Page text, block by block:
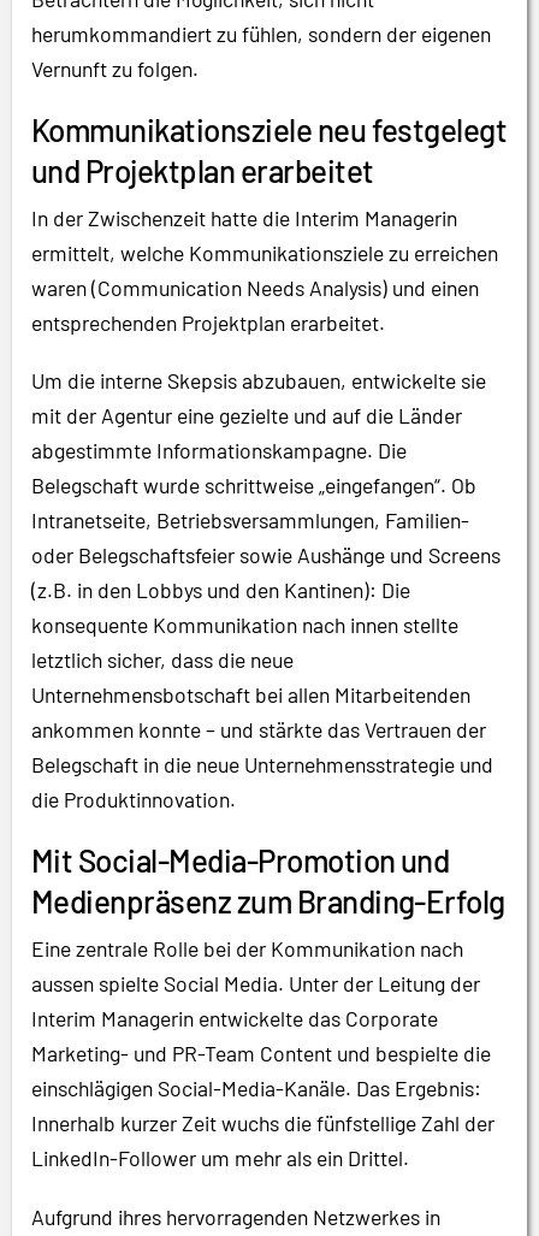
herumkommandiert zu fühlen, sondern der eigenen
Vernunft zu folgen.
Kommunikationsziele neu festgelegt
und Projektplan erarbeitet
In der Zwischenzeit hatte die Interim Managerin
ermittelt, welche Kommunikationsziele zu erreichen
waren (Communication Needs Analysis) und einen
entsprechenden Projektplan erarbeitet.
Um die interne Skepsis abzubauen, entwickelte sie
mit der Agentur eine gezielte und auf die Länder
abgestimmte Informationskampagne. Die
Belegschaft wurde schrittweise „eingefangen“. Ob
Intranetseite, Betriebsversammlungen, Familien-
oder Belegschaftsfeier sowie Aushänge und Screens
(z.B. in den Lobbys und den Kantinen): Die
konsequente Kommunikation nach innen stellte
letztlich sicher, dass die neue
Unternehmensbotschaft bei allen Mitarbeitenden
ankommen konnte – und stärkte das Vertrauen der
Belegschaft in die neue Unternehmensstrategie und
die Produktinnovation.
Mit Social-Media-Promotion und
Medienpräsenz zum Branding-Erfolg
Eine zentrale Rolle bei der Kommunikation nach
aussen spielte Social Media. Unter der Leitung der
Interim Managerin entwickelte das Corporate
Marketing- und PR-Team Content und bespielte die
einschlägigen Social-Media-Kanäle. Das Ergebnis:
Innerhalb kurzer Zeit wuchs die fünfstellige Zahl der
LinkedIn-Follower um mehr als ein Drittel.
Aufgrund ihres hervorragenden Netzwerkes in